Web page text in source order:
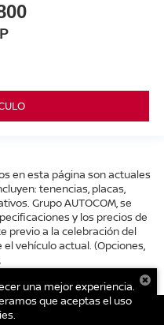
en esta página son actuales
tenencias, placas,
Grupo AUTOCOM, se
y los precios de
previo a la celebración del
vehículo actual. (Opciones,
una mejor experiencia.
que aceptas el uso